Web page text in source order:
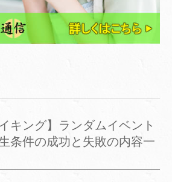
キング】ランダムイベント
条件の成功と失敗の内容一